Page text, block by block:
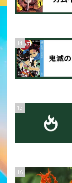
14
15
16